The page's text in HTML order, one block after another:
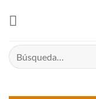
Buscar
por: